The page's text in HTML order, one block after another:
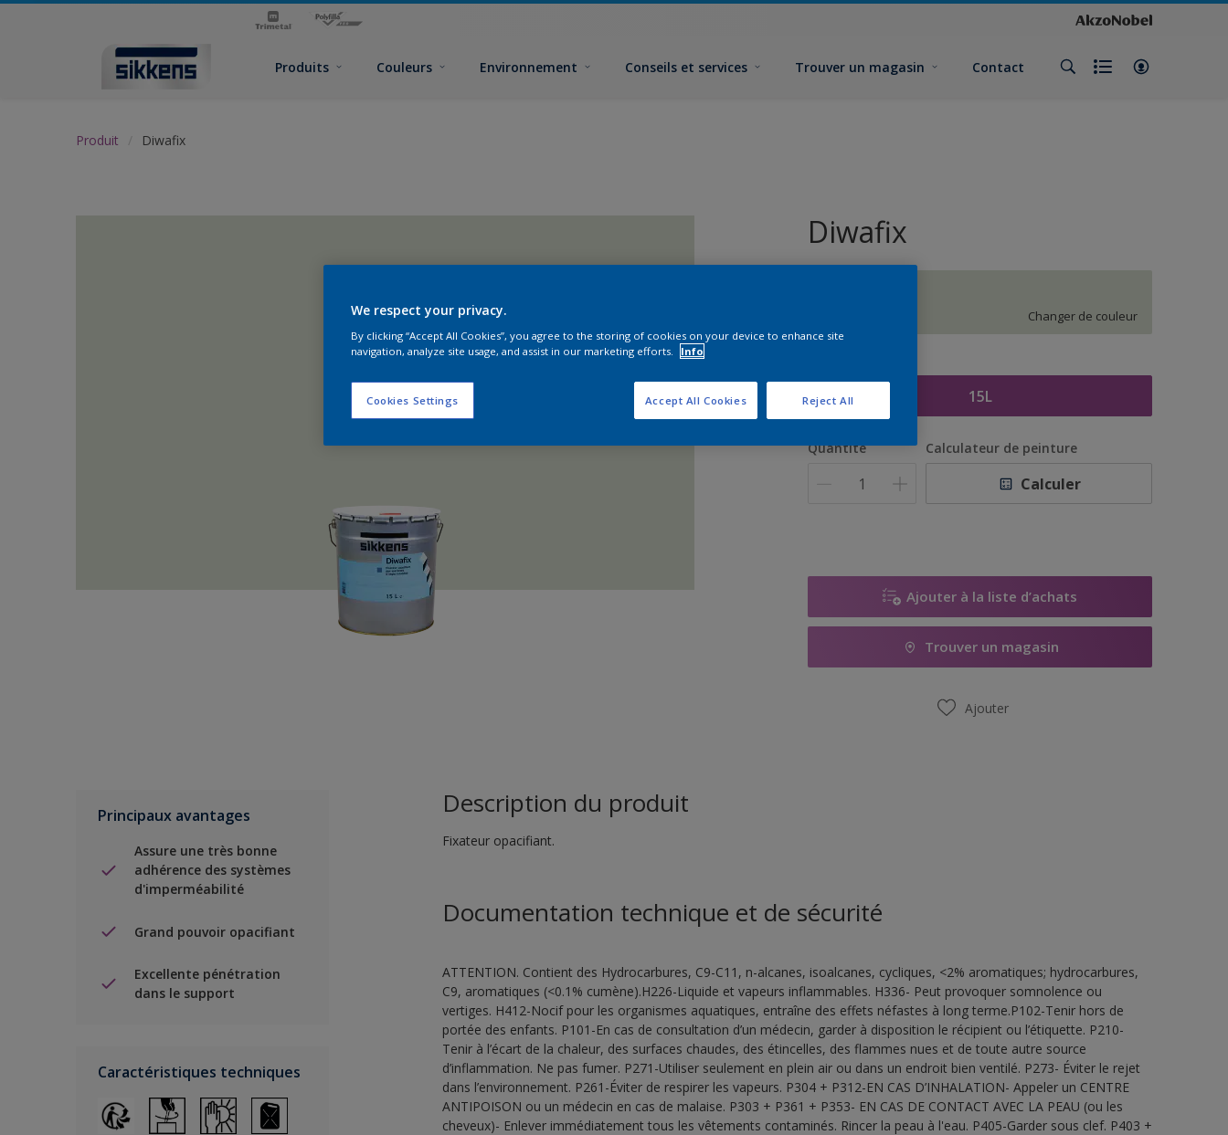
Produits Couleurs Environnement Conseils et services Trouver un magasin Contact
Produit Diwafix
Diwafix
Changer de couleur
15L
Quantité Calculateur de peinture
Calculer
Ajouter à la liste d’achats
Trouver un magasin
Ajouter
Principaux avantages
Assure une très bonne
adhérence des systèmes
d'imperméabilité
Grand pouvoir opacifiant
Excellente pénétration
dans le support
Caractéristiques techniques
Description du produit
Fixateur opacifiant.
Documentation technique et de sécurité
ATTENTION. Contient des Hydrocarbures, C9-C11, n-alcanes, isoalcanes, cycliques, <2% aromatiques; hydrocarbures,
C9, aromatiques (<0.1% cumène).H226-Liquide et vapeurs inflammables. H336- Peut provoquer somnolence ou
vertiges. H412-Nocif pour les organismes aquatiques, entraîne des effets néfastes à long terme.P102-Tenir hors de
portée des enfants. P101-En cas de consultation d’un médecin, garder à disposition le récipient ou l’étiquette. P210-
Tenir à l’écart de la chaleur, des surfaces chaudes, des étincelles, des flammes nues et de toute autre source
d’inflammation. Ne pas fumer. P271-Utiliser seulement en plein air ou dans un endroit bien ventilé. P273- Éviter le rejet
dans l’environnement. P261-Éviter de respirer les vapeurs. P304 + P312-EN CAS D’INHALATION- Appeler un CENTRE
ANTIPOISON ou un médecin en cas de malaise. P303 + P361 + P353- EN CAS DE CONTACT AVEC LA PEAU (ou les
cheveux)- Enlever immédiatement tous les vêtements contaminés. Rincer la peau à l'eau. P405-Garder sous clef. P403 +
We respect your privacy.
By clicking “Accept All Cookies”, you agree to the storing of cookies on your device to enhance site
navigation, analyze site usage, and assist in our marketing efforts.
Info
Cookies Settings Reject All
Accept All Cookies